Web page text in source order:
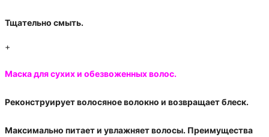
Тщательно смыть.
+
Маска для сухих и обезвоженных волос.
Реконструирует волосяное волокно и возвращает блеск.
Максимально питает и увлажняет волосы. Преимущества